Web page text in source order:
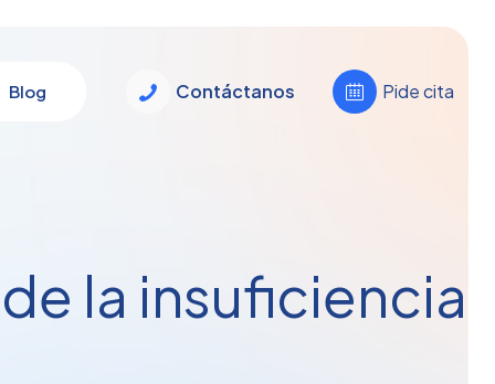
Blog Contáctanos Pide cita
de la insuficiencia